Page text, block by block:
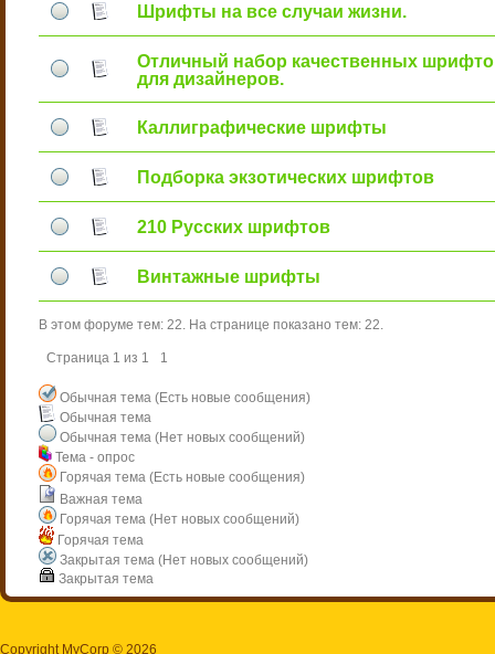
Шрифты на все случаи жизни.
Отличный набор качественных
для дизайнеров.
Каллиграфические шрифты
Подборка экзотических шрифтов
210 Русских шрифтов
Винтажные шрифты
В этом форуме тем: 22. На странице показано тем: 22.
Страница 1 из 1 1
Обычная тема (Есть новые сообщения)
Обычная тема
Обычная тема (Нет новых сообщений)
Тема - опрос
Горячая тема (Есть новые сообщения)
Важная тема
Горячая тема (Нет новых сообщений)
Горячая тема
Закрытая тема (Нет новых сообщений)
Закрытая тема
Copyright MyCorp © 2026